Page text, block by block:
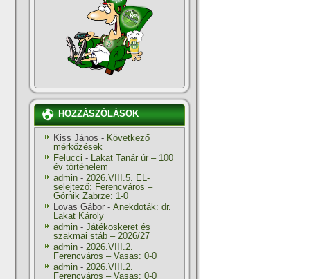
HOZZÁSZÓLÁSOK
Kiss János - Következő
mérkőzések
Felucci - Lakat Tanár úr – 100
év történelem
admin - 2026.VIII.5. EL-
selejtező: Ferencváros –
Górnik Zabrze: 1-0
Lovas Gábor - Anekdoták: dr.
Lakat Károly
admin - Játékoskeret és
szakmai stáb – 2026/27
admin - 2026.VIII.2.
Ferencváros – Vasas: 0-0
admin - 2026.VIII.2.
Ferencváros – Vasas: 0-0